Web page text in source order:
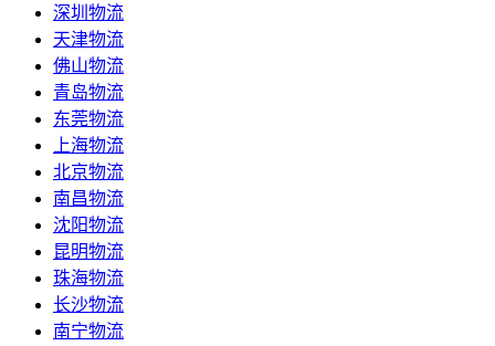
深圳物流
天津物流
佛山物流
青岛物流
东莞物流
上海物流
北京物流
南昌物流
沈阳物流
昆明物流
珠海物流
长沙物流
南宁物流